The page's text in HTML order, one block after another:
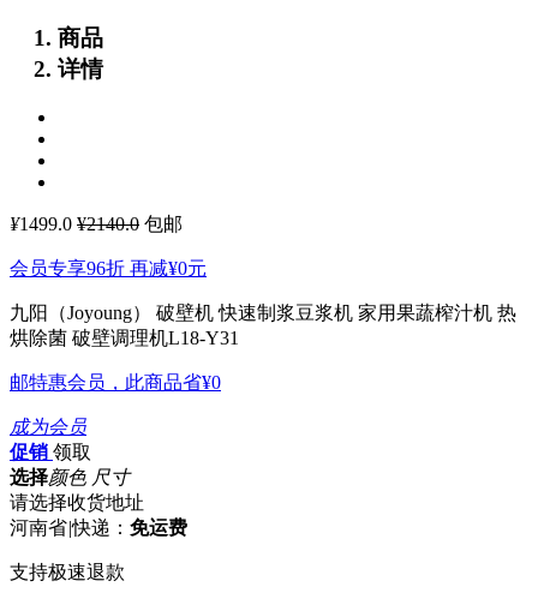
商品
详情
¥1499.0 ¥2140.0 包邮
会员专享96折 再减¥0元
九阳（Joyoung） 破壁机 快速制浆豆浆机 家用果蔬榨汁机 热
烘除菌 破壁调理机L18-Y31
邮特惠会员，此商品省¥0
成为会员
促销 领取
选择颜色 尺寸
请选择收货地址
河南省|快递： 免运费
支持极速退款